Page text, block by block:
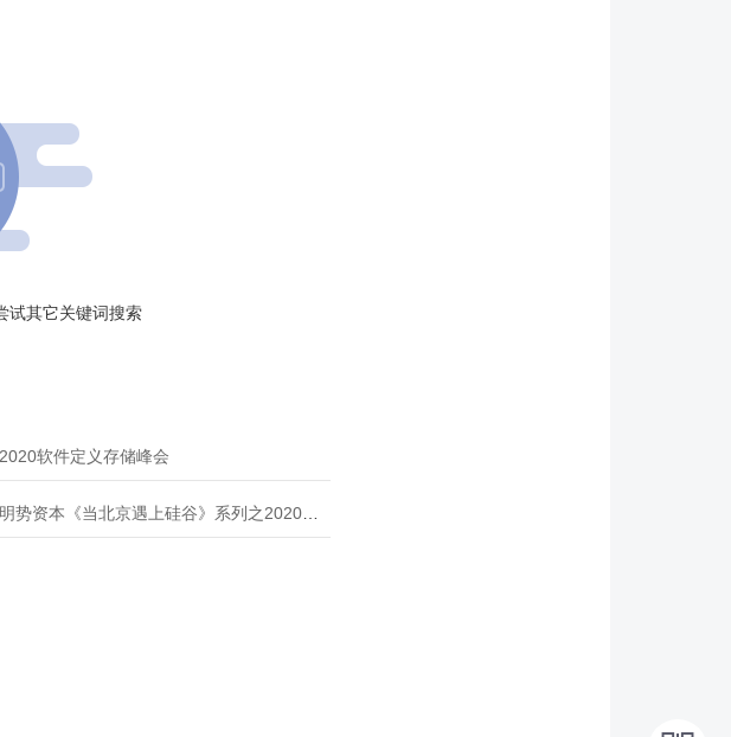
试其它关键词搜索
2020软件定义存储峰会
明势资本《当北京遇上硅谷》系列之2020年度开源峰会